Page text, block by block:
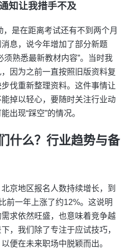
知让我措手不及
是在距离考试还有不到两个月
息，说今年增加了部分新题
须熟悉最新教材内容”。当时我
因为之前一直按照旧版资料复
伐重新整理资料。这件事情让
掉以轻心，要随时关注行业动
出现“踩空”的情况。
什么？行业趋势与备
京地区报名人数持续增长，到
前一年上涨了约12%。这说明
求依然旺盛，也意味着竞争越
，我们除了专注于应试技巧，
便在未来职场中脱颖而出。